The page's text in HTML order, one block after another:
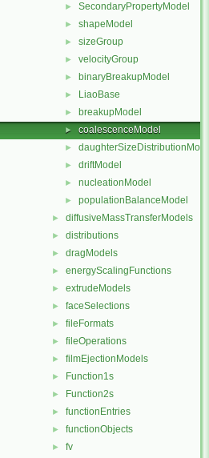
► SecondaryPropertyModel
► shapeModel
► sizeGroup
► velocityGroup
► binaryBreakupModel
► LiaoBase
► breakupModel
► coalescenceModel
► daughterSizeDistributionModel
► driftModel
► nucleationModel
► populationBalanceModel
► diffusiveMassTransferModels
► distributions
► dragModels
► energyScalingFunctions
► extrudeModels
► faceSelections
► fileFormats
► fileOperations
► filmEjectionModels
► Function1s
► Function2s
► functionEntries
► functionObjects
► fv